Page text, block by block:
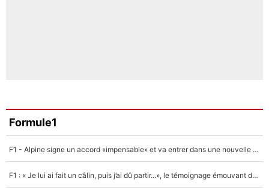
Formule1
F1 - Alpine signe un accord «impensable» et va entrer dans une nouvelle dimension : Grande nouvelle pour Pierre Gasly !
F1 : « Je lui ai fait un câlin, puis j’ai dû partir...», le témoignage émouvant de Max Verstappen sur sa fille